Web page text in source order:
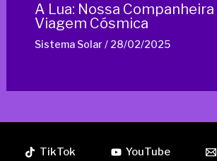
A Lua: Nossa Companheira
Viagem Cósmica
Sistema Solar / 28/02/2025
TikTok YouTube